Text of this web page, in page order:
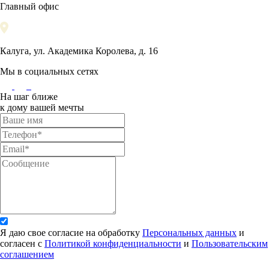
Главный офис
Калуга, ул. Академика Королева, д. 16
Мы в социальных сетях
На шаг ближе
к дому вашей мечты
Я даю свое согласие на обработку Персональных данных и
согласен с Политикой конфиденциальности и Пользовательским
соглашением